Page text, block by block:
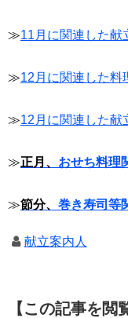
≫11月に関連した献
≫12月に関連した料
≫12月に関連した献
≫正月、 おせち料理
≫節分、 巻き寿司等
献立案内人
【この記事を